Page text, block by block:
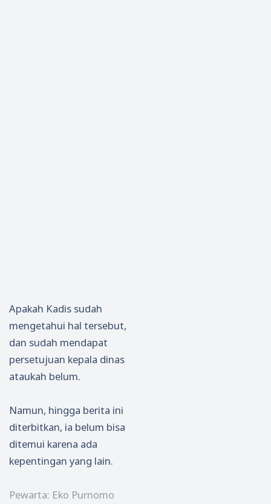
Apakah Kadis sudah
mengetahui hal tersebut,
dan sudah mendapat
persetujuan kepala dinas
ataukah belum.
Namun, hingga berita ini
diterbitkan, ia belum bisa
ditemui karena ada
kepentingan yang lain.
Pewarta: Eko Purnomo